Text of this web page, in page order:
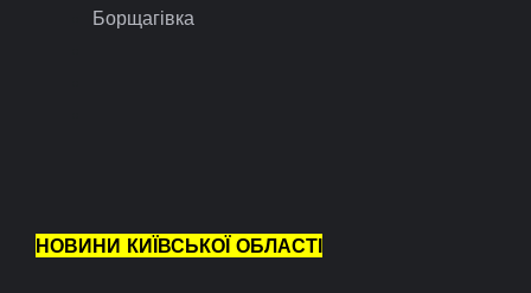
Борщагівка
НОВИНИ КИЇВСЬКОЇ ОБЛАСТІ